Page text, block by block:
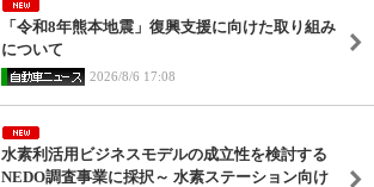
「令和8年熊本地震」復興支援に向けた取り組み
について
2026/8/6 17:08
水素利活用ビジネスモデルの成立性を検討する
NEDO調査事業に採択～ 水素ステーション向け